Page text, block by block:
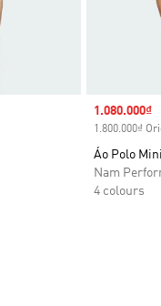
Sale price
1.080.000₫
1.800.000₫
Áo Polo
Nam
4 colours